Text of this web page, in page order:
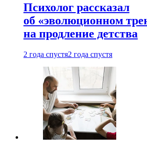
Психолог рассказал
об «эволюционном
на продление детства
2 года спустя2 года спустя